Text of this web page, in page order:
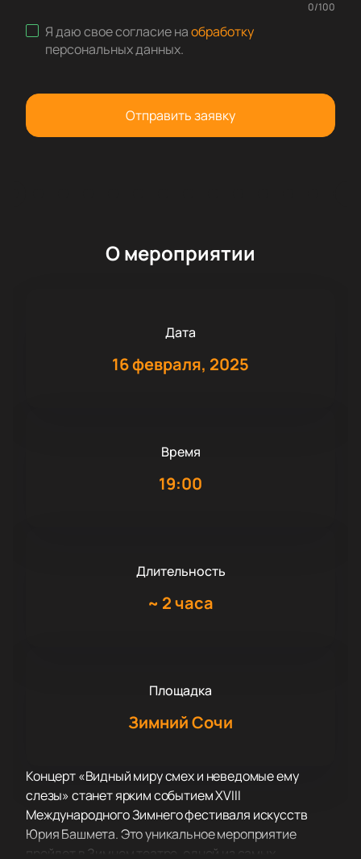
0/100
Я даю свое согласие наобработку
персональных данных.
Отправить заявку
О мероприятии
Дата
16 февраля, 2025
Время
19:00
Длительность
~ 2 часа
Площадка
Зимний Сочи
Концерт «Видный миру смех и неведомые ему
слезы» станет ярким событием XVIII
Международного Зимнего фестиваля искусств
Юрия Башмета. Это уникальное мероприятие
пройдет в Зимнем театре, одной из самых